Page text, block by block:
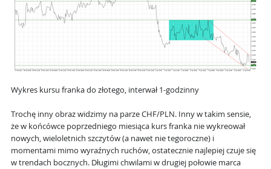
Wykres kursu franka do złotego, interwał 1-godzinny
Trochę inny obraz widzimy na parze CHF/PLN. Inny w takim sensie,
że w końcówce poprzedniego miesiąca kurs franka nie wykreował
nowych, wieloletnich szczytów (a nawet nie tegoroczne) i
momentami mimo wyraźnych ruchów, ostatecznie najlepiej czuje się
w trendach bocznych. Długimi chwilami w drugiej połowie marca